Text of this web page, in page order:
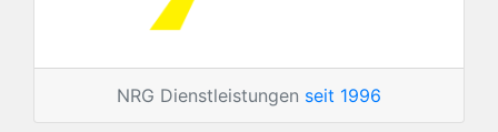
NRG Dienstleistungen seit 1996